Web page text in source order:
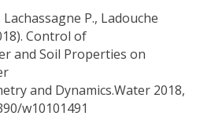
Lachassagne P., Ladouche
Control of
and Soil Properties on
and Dynamics.Water 2018,
w10101491